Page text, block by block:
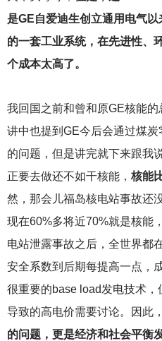
是GE自爱迪生创立通用电气
的一套工业系统，在先进性、
个成本太高了。
我回国之前和曾和原GE核能
讲中也提到GE今后会通过煤
的问题，但是讲完就下来跟我
正要去做还不如干核能， 核能
然，那会儿福岛核电站事故还
现在60%多将近70%就是核能
电站泄露事故之后，全世界都
安全系数到后期每提高一点，
很重要的base load发电技术
导致的高电价需要讨论。因此，
的问题，更是经济和社会平衡